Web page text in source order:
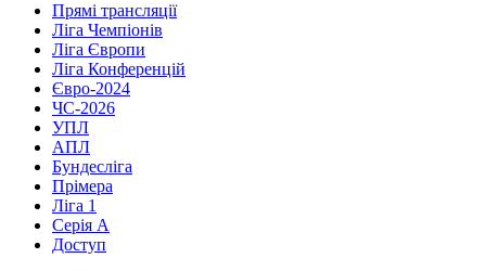
Прямі трансляції
Ліга Чемпіонів
Ліга Європи
Ліга Конференцій
Євро-2024
ЧС-2026
УПЛ
АПЛ
Бундесліга
Прімера
Ліга 1
Серія А
Доступ